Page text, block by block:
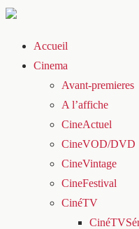
Accueil
Cinema
Avant-premieres
A l’affiche
CineActuel
CineVOD/DVD
CineVintage
CineFestival
CinéTV